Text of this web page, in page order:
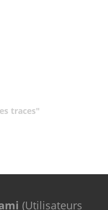
traces"
(Utilisateurs